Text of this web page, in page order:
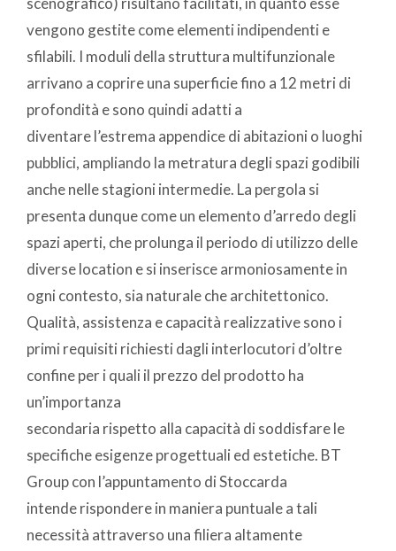
vengono gestite come elementi indipendenti e
sfilabili. I moduli della struttura multifunzionale
arrivano a coprire una superficie fino a 12 metri di
profondità e sono quindi adatti a
diventare l’estrema appendice di abitazioni o luoghi
pubblici, ampliando la metratura degli spazi godibili
anche nelle stagioni intermedie. La pergola si
presenta dunque come un elemento d’arredo degli
spazi aperti, che prolunga il periodo di utilizzo delle
diverse location e si inserisce armoniosamente in
ogni contesto, sia naturale che architettonico.
Qualità, assistenza e capacità realizzative sono i
primi requisiti richiesti dagli interlocutori d’oltre
confine per i quali il prezzo del prodotto ha
un’importanza
secondaria rispetto alla capacità di soddisfare le
specifiche esigenze progettuali ed estetiche. BT
Group con l’appuntamento di Stoccarda
intende rispondere in maniera puntuale a tali
necessità attraverso una filiera altamente